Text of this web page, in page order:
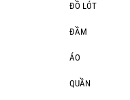
ĐỒ LÓT
ĐẦM
ÁO
QUẦN